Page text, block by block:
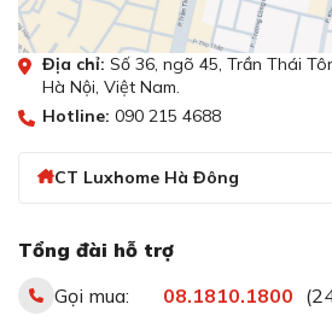
Europe lõi đồng mang đến công
loại bỏ mùi thức ăn không gian bếp.
Động cơ tuabin siêu với với 2 tốc
Địa chỉ: Số 36, ngõ 45, Trần Thái
Hà Nội, Việt Nam.
Hotline: 090 215 4688
CT Luxhome Hà Đông
Tổng đài hỗ trợ
Gọi mua:
08.1810.1800